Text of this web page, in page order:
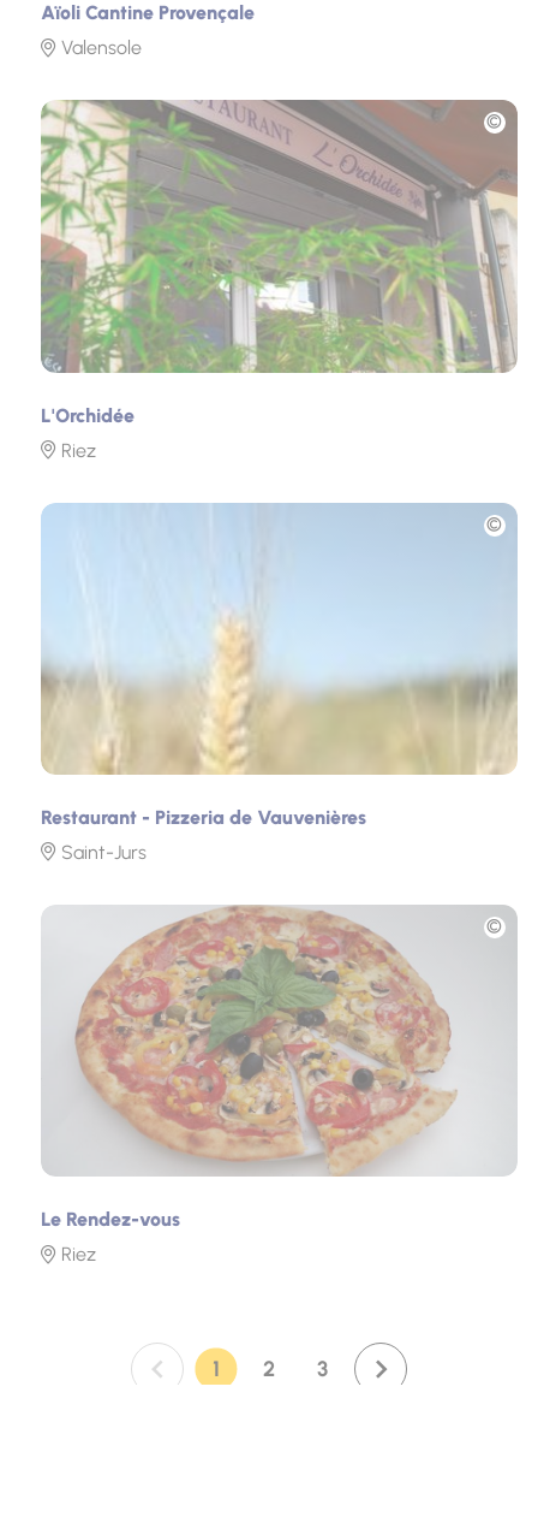
Aïoli Cantine Provençale
Valensole
L'Orchidée
Riez
Photo
Restaurant - Pizzeria de Vauvenières
Saint-Jurs
Photo
Le Rendez-vous
Riez
Photo
Page :
1 Page :
2 Page :
3 Page suivante : 2